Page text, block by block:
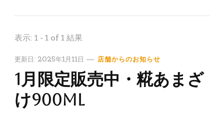
表示: 1 - 1 of 1 結果
更新日: 2025年1月11日 店舗からのお知らせ
1月限定販売中・糀あまざ
け900ml